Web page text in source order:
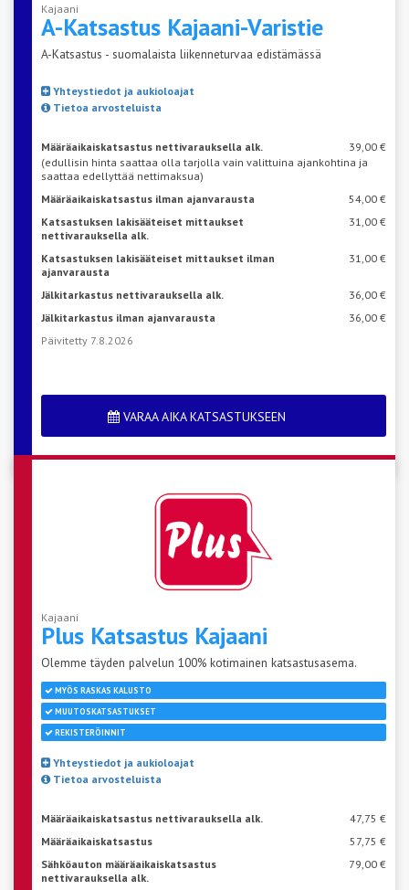
Kajaani
A-Katsastus Kajaani-Varistie
A-Katsastus - suomalaista liikenneturvaa edistämässä
Yhteystiedot ja aukioloajat
Tietoa arvosteluista
Määräaikaiskatsastus nettivarauksella alk.
39,00 €
(edullisin hinta saattaa olla tarjolla vain valittuina ajankohtina ja
saattaa edellyttää nettimaksua)
Määräaikaiskatsastus ilman ajanvarausta
54,00 €
Katsastuksen lakisääteiset mittaukset
nettivarauksella alk.
31,00 €
Katsastuksen lakisääteiset mittaukset ilman
ajanvarausta
31,00 €
Jälkitarkastus nettivarauksella alk.
36,00 €
Jälkitarkastus ilman ajanvarausta
36,00 €
Päivitetty 7.8.2026
VARAA AIKA KATSASTUKSEEN
Kajaani
Plus Katsastus Kajaani
Olemme täyden palvelun 100% kotimainen katsastusasema.
MYÖS RASKAS KALUSTO
MUUTOSKATSASTUKSET
REKISTERÖINNIT
Yhteystiedot ja aukioloajat
Tietoa arvosteluista
Määräaikaiskatsastus nettivarauksella alk.
47,75 €
Määräaikaiskatsastus
57,75 €
Sähköauton määräaikaiskatsastus
nettivarauksella alk.
79,00 €